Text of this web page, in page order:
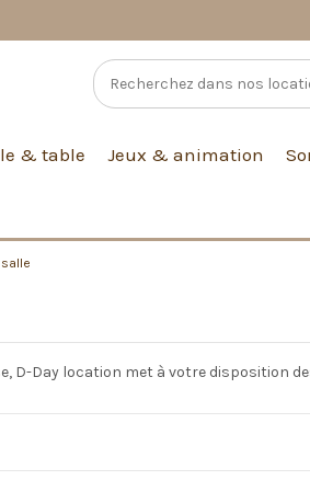
& table Jeux & animation
D-Day location met à votre disposition